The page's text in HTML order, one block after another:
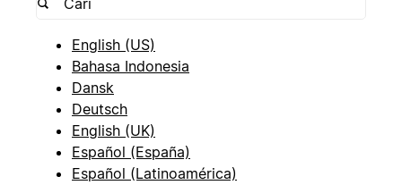
English (US)
Bahasa Indonesia
Dansk
Deutsch
English (UK)
Español (España)
Español (Latinoamérica)